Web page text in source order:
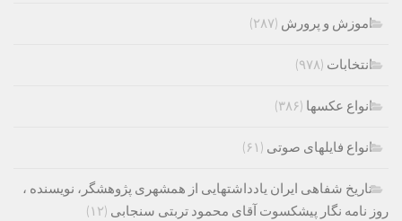
اموزش و پرورش (۲۸۷)
انتخابات (۹۷۸)
انواع عکسها (۳۸۶)
انواع فایلهای صوتی (۶۱)
تاریخ شفاهی ایران یادداشتهایی از همشهری پژوهشگر، نویسنده ،
روز نامه نگار پیشکسوت آقای محمود تربتی سنجابی (۱۲)